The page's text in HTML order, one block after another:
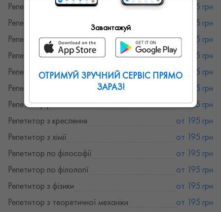
Репетитор англійської мови
от 195 грн
Репетитор по початковій школі
от 195 грн
Репетитор з підготовки до школи
от 195 грн
Репетитор з правознавства
от 195 грн
Репетитор французької мови
от 195 грн
Репетитор української мови
от 195 грн
Репетитор російської мови
от 195 грн
Репетитор з креслення
от 195 грн
Репетитор з хімії
от 195 грн
Репетитор по філософії
от 195 грн
Репетитор по філології
от 195 грн
Репетитор з фізики
от 195 грн
Репетитор з теоретичної механіки
от 195 грн
Завантажуй
ОТРИМУЙ ЗРУЧНИЙ СЕРВІС ПРЯМО
ЗАРАЗ!